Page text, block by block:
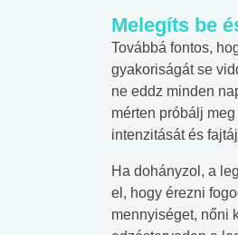
Melegíts be
Továbbá fontos,
gyakoriságát se
ne eddz minden
mérten próbálj
intenzitását és
Ha dohányzol, a
el, hogy érezni
mennyiséget, nőni